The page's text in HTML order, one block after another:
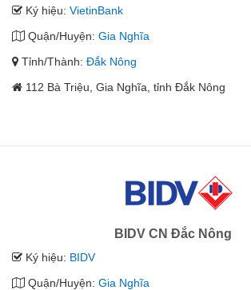
Ký hiệu: VietinBank
Quận/Huyện: Gia Nghĩa
Tỉnh/Thành: Đắk Nông
112 Bà Triệu, Gia Nghĩa, tỉnh Đắk Nông
BIDV CN Đắc Nông
Ký hiệu: BIDV
Quận/Huyện: Gia Nghĩa